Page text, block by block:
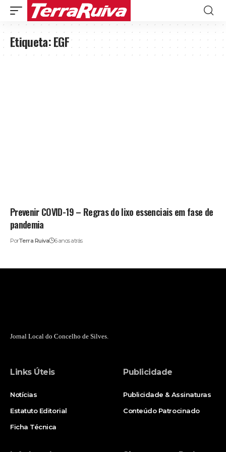
Etiqueta:EGF
Prevenir COVID-19 – Regras do lixo essenciais em fase de
pandemia
PorTerra Ruiva 6 anos atrás
Jornal Local do Concelho de Silves.
Links Úteis
Notícias
Estatuto Editorial
Ficha Técnica
Publicidade
Publicidade & Assinaturas
Conteúdo Patrocinado